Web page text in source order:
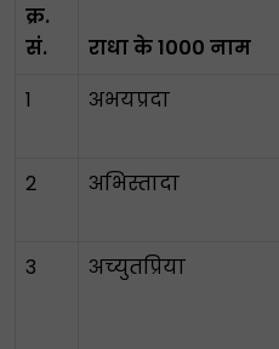
क्र.
सं.
राधा के 1000 नाम
1
अभयप्रदा
2
अभिस्तादा
3
अच्युतप्रिया